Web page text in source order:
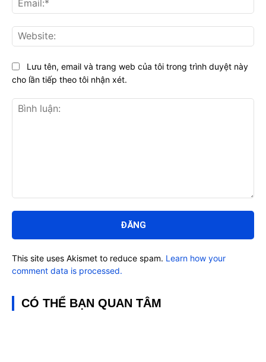
luận:
Lưu tên, email và trang web của tôi trong trình duyệt này
cho lần tiếp theo tôi nhận xét.
This site uses Akismet to reduce spam. Learn how your
comment data is processed.
CÓ THỂ BẠN QUAN TÂM